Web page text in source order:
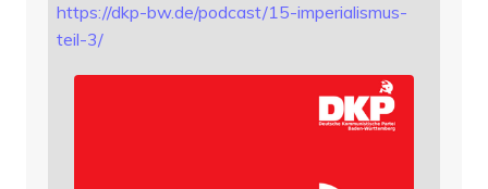
https://dkp-bw.de/podcast/15-imperialismus-
teil-3/